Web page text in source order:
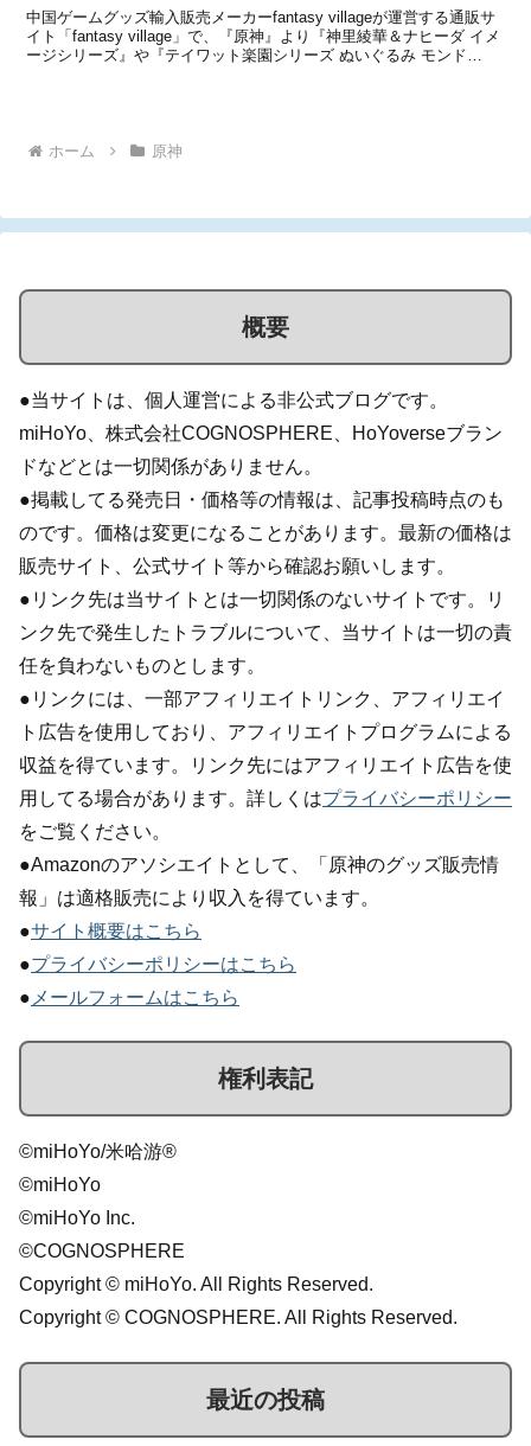
中国ゲームグッズ輸入販売メーカーfantasy villageが運営する通販サ
イト「fantasy village」で、『原神』より『神里綾華＆ナヒーダ イメ
ージシリーズ』や『テイワット楽園シリーズ ぬいぐるみ モンド
ホーム 原神
概要
●当サイトは、個人運営による非公式ブログです。
miHoYo、株式会社COGNOSPHERE、HoYoverseブラン
ドなどとは一切関係がありません。
●掲載してる発売日・価格等の情報は、記事投稿時点のも
のです。価格は変更になることがあります。最新の価格は
販売サイト、公式サイト等から確認お願いします。
●リンク先は当サイトとは一切関係のないサイトです。リ
ンク先で発生したトラブルについて、当サイトは一切の責
任を負わないものとします。
●リンクには、一部アフィリエイトリンク、アフィリエイ
ト広告を使用しており、アフィリエイトプログラムによる
収益を得ています。リンク先にはアフィリエイト広告を使
用してる場合があります。詳しくはプライバシーポリシー
をご覧ください。
●Amazonのアソシエイトとして、「原神のグッズ販売情
報」は適格販売により収入を得ています。
●サイト概要はこちら
●プライバシーポリシーはこちら
● メールフォームはこちら
権利表記
©miHoYo/米哈游®
©miHoYo
©miHoYo Inc.
©COGNOSPHERE
Copyright © miHoYo. All Rights Reserved.
Copyright © COGNOSPHERE. All Rights Reserved.
最近の投稿